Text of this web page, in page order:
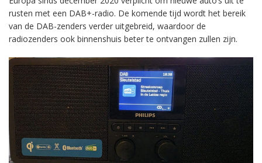
rusten met een DAB+-radio. De komende tijd wordt het bereik
van de DAB-zenders verder uitgebreid, waardoor de
radiozenders ook binnenshuis beter te ontvangen zullen zijn.